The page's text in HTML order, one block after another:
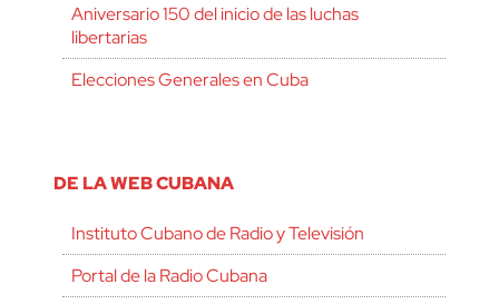
Aniversario 150 del inicio de las luchas
libertarias
Elecciones Generales en Cuba
DE LA WEB CUBANA
Instituto Cubano de Radio y Televisión
Portal de la Radio Cubana